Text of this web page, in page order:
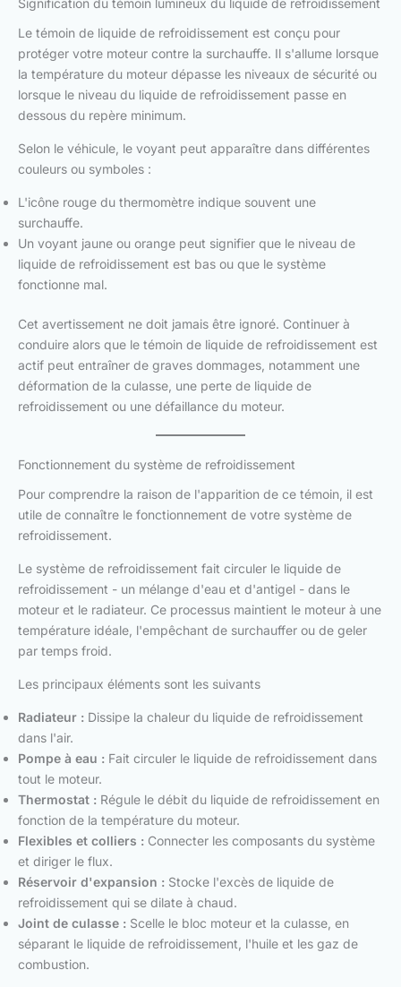
Signification du témoin lumineux du liquide de refroidissement
Le témoin de liquide de refroidissement est conçu pour
protéger votre moteur contre la surchauffe. Il s'allume lorsque
la température du moteur dépasse les niveaux de sécurité ou
lorsque le niveau du liquide de refroidissement passe en
dessous du repère minimum.
Selon le véhicule, le voyant peut apparaître dans différentes
couleurs ou symboles :
L'icône rouge du thermomètre indique souvent une
surchauffe.
Un voyant jaune ou orange peut signifier que le niveau de
liquide de refroidissement est bas ou que le système
fonctionne mal.
Cet avertissement ne doit jamais être ignoré. Continuer à
conduire alors que le témoin de liquide de refroidissement est
actif peut entraîner de graves dommages, notamment une
déformation de la culasse, une perte de liquide de
refroidissement ou une défaillance du moteur.
Fonctionnement du système de refroidissement
Pour comprendre la raison de l'apparition de ce témoin, il est
utile de connaître le fonctionnement de votre système de
refroidissement.
Le système de refroidissement fait circuler le liquide de
refroidissement - un mélange d'eau et d'antigel - dans le
moteur et le radiateur. Ce processus maintient le moteur à une
température idéale, l'empêchant de surchauffer ou de geler
par temps froid.
Les principaux éléments sont les suivants
Radiateur : Dissipe la chaleur du liquide de refroidissement
dans l'air.
Pompe à eau : Fait circuler le liquide de refroidissement dans
tout le moteur.
Thermostat : Régule le débit du liquide de refroidissement en
fonction de la température du moteur.
Flexibles et colliers : Connecter les composants du système
et diriger le flux.
Réservoir d'expansion : Stocke l'excès de liquide de
refroidissement qui se dilate à chaud.
Joint de culasse : Scelle le bloc moteur et la culasse, en
séparant le liquide de refroidissement, l'huile et les gaz de
combustion.